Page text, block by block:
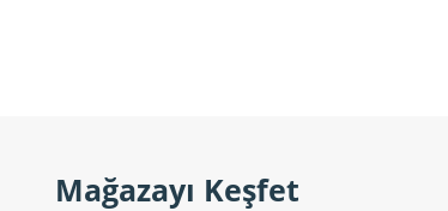
Mağazayı Keşfet